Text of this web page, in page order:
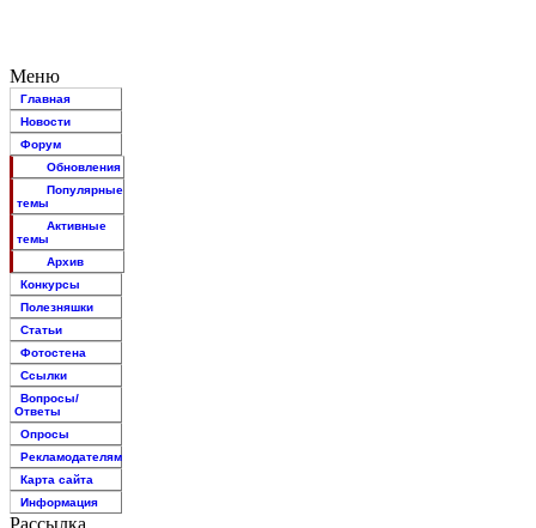
Меню
Главная
Новости
Форум
Обновления
Популярные
темы
Активные
темы
Архив
Конкурсы
Полезняшки
Статьи
Фотостена
Ссылки
Вопросы/
Ответы
Опросы
Рекламодателям
Карта сайта
Информация
Рассылка